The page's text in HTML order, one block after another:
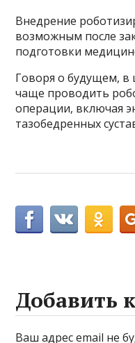
Внедрение
возможным после
подготовки
Говоря о будущем, в
чаще проводить
операции, включая
тазобедренных
Добавить
Ваш адрес email не